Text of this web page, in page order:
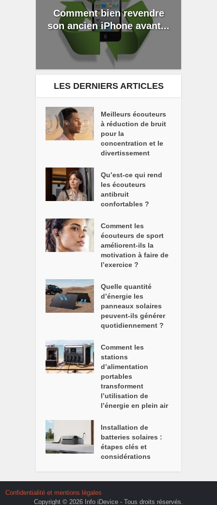
Comment bien revendre
son ancien iPhone avant...
LES DERNIERS ARTICLES
Meilleurs écouteurs
à réduction de bruit
pour la
concentration et le
divertissement
Qu’est-ce qui rend
les écouteurs
antibruit
confortables ?
Comment les
écouteurs de sport
améliorent-ils la
motivation à faire de
l’exercice ?
Quelle quantité
d’énergie les
panneaux solaires
peuvent-ils générer
quotidiennement ?
Comment les
stations
d’alimentation
portables
transforment
l’utilisation de
l’énergie en plein air
Installation de
batteries solaires :
étapes clés et
considérations
Confidentialité et mentions légales
Copyright © 2026 Info iDevice - Tous droits réservés.